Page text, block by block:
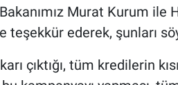
Murat Kurum ile
teşekkür ederek, şunları
çıktığı, tüm kredilerin